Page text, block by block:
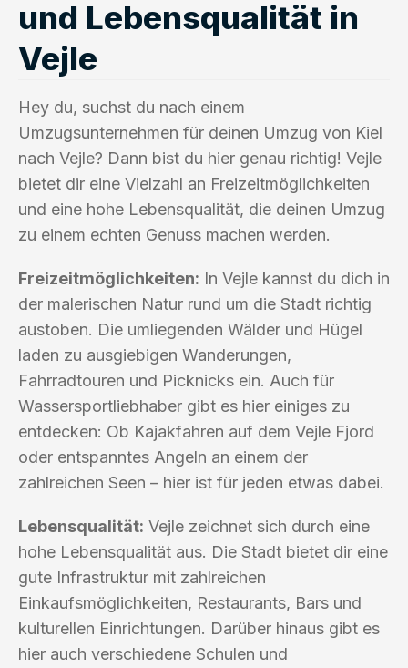
und Lebensqualität in
Vejle
Hey du, suchst du nach einem
Umzugsunternehmen für deinen Umzug von Kiel
nach Vejle? Dann bist du hier genau richtig! Vejle
bietet dir eine Vielzahl an Freizeitmöglichkeiten
und eine hohe Lebensqualität, die deinen Umzug
zu einem echten Genuss machen werden.
Freizeitmöglichkeiten: In Vejle kannst du dich in
der malerischen Natur rund um die Stadt richtig
austoben. Die umliegenden Wälder und Hügel
laden zu ausgiebigen Wanderungen,
Fahrradtouren und Picknicks ein. Auch für
Wassersportliebhaber gibt es hier einiges zu
entdecken: Ob Kajakfahren auf dem Vejle Fjord
oder entspanntes Angeln an einem der
zahlreichen Seen – hier ist für jeden etwas dabei.
Lebensqualität: Vejle zeichnet sich durch eine
hohe Lebensqualität aus. Die Stadt bietet dir eine
gute Infrastruktur mit zahlreichen
Einkaufsmöglichkeiten, Restaurants, Bars und
kulturellen Einrichtungen. Darüber hinaus gibt es
hier auch verschiedene Schulen und